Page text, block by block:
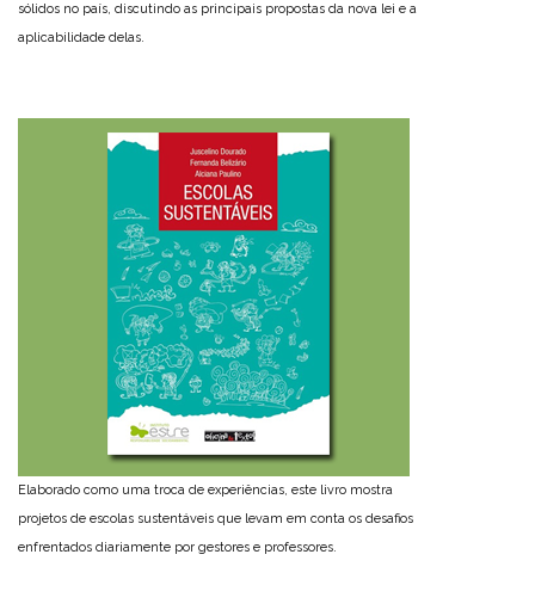
sólidos no país, discutindo as principais propostas da nova lei e a
aplicabilidade delas.
Elaborado como uma troca de experiências, este livro mostra
projetos de escolas sustentáveis que levam em conta os desafios
enfrentados diariamente por gestores e professores.